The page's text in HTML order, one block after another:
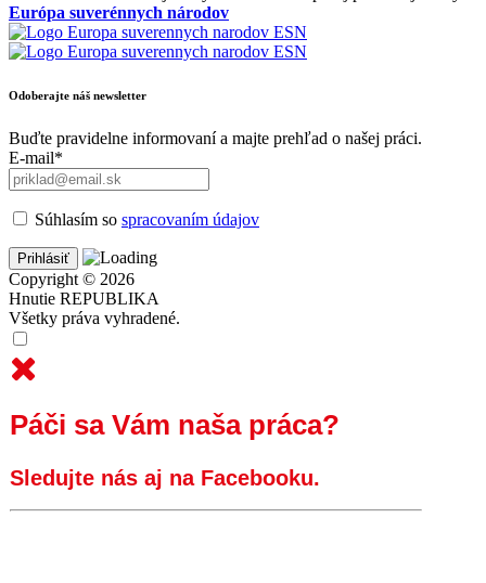
Európa suverénnych národov
Odoberajte náš newsletter
Buďte pravidelne informovaní a majte prehľad o našej práci.
E-mail*
Súhlasím so spracovaním údajov
Copyright © 2026
Hnutie REPUBLIKA
Všetky práva vyhradené.
Páči sa Vám naša práca?
Sledujte nás aj na Facebooku.